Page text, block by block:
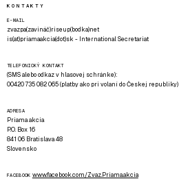
KONTAKTY
E-MAIL
zvazpa(zavináč)riseup(bodka)net
is(at)priamaakcia(dot)sk - International Secretariat
TELEFONICKÝ KONTAKT
(SMS alebo odkaz v hlasovej schránke):
00420 735 082 065 (platby ako pri volaní do Českej republiky)
ADRESA
Priama akcia
P.O. Box 16
841 06 Bratislava 48
Slovensko
FACEBOOK www.facebook.com/Zvaz.Priama.akcia